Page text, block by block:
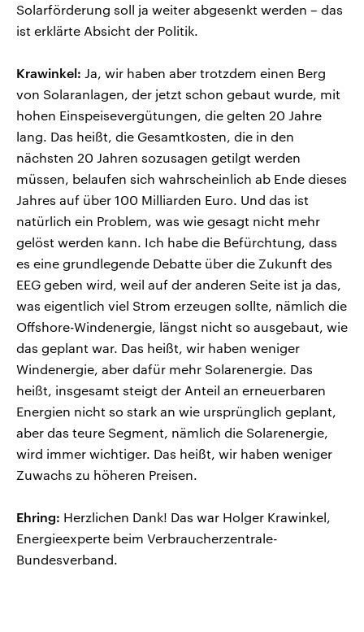
Solarförderung soll ja weiter abgesenkt werden – das
ist erklärte Absicht der Politik.
Krawinkel: Ja, wir haben aber trotzdem einen Berg
von Solaranlagen, der jetzt schon gebaut wurde, mit
hohen Einspeisevergütungen, die gelten 20 Jahre
lang. Das heißt, die Gesamtkosten, die in den
nächsten 20 Jahren sozusagen getilgt werden
müssen, belaufen sich wahrscheinlich ab Ende dieses
Jahres auf über 100 Milliarden Euro. Und das ist
natürlich ein Problem, was wie gesagt nicht mehr
gelöst werden kann. Ich habe die Befürchtung, dass
es eine grundlegende Debatte über die Zukunft des
EEG geben wird, weil auf der anderen Seite ist ja das,
was eigentlich viel Strom erzeugen sollte, nämlich die
Offshore-Windenergie, längst nicht so ausgebaut, wie
das geplant war. Das heißt, wir haben weniger
Windenergie, aber dafür mehr Solarenergie. Das
heißt, insgesamt steigt der Anteil an erneuerbaren
Energien nicht so stark an wie ursprünglich geplant,
aber das teure Segment, nämlich die Solarenergie,
wird immer wichtiger. Das heißt, wir haben weniger
Zuwachs zu höheren Preisen.
Ehring: Herzlichen Dank! Das war Holger Krawinkel,
Energieexperte beim Verbraucherzentrale-
Bundesverband.